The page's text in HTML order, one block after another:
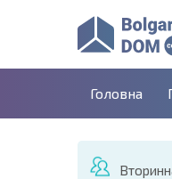
Головна